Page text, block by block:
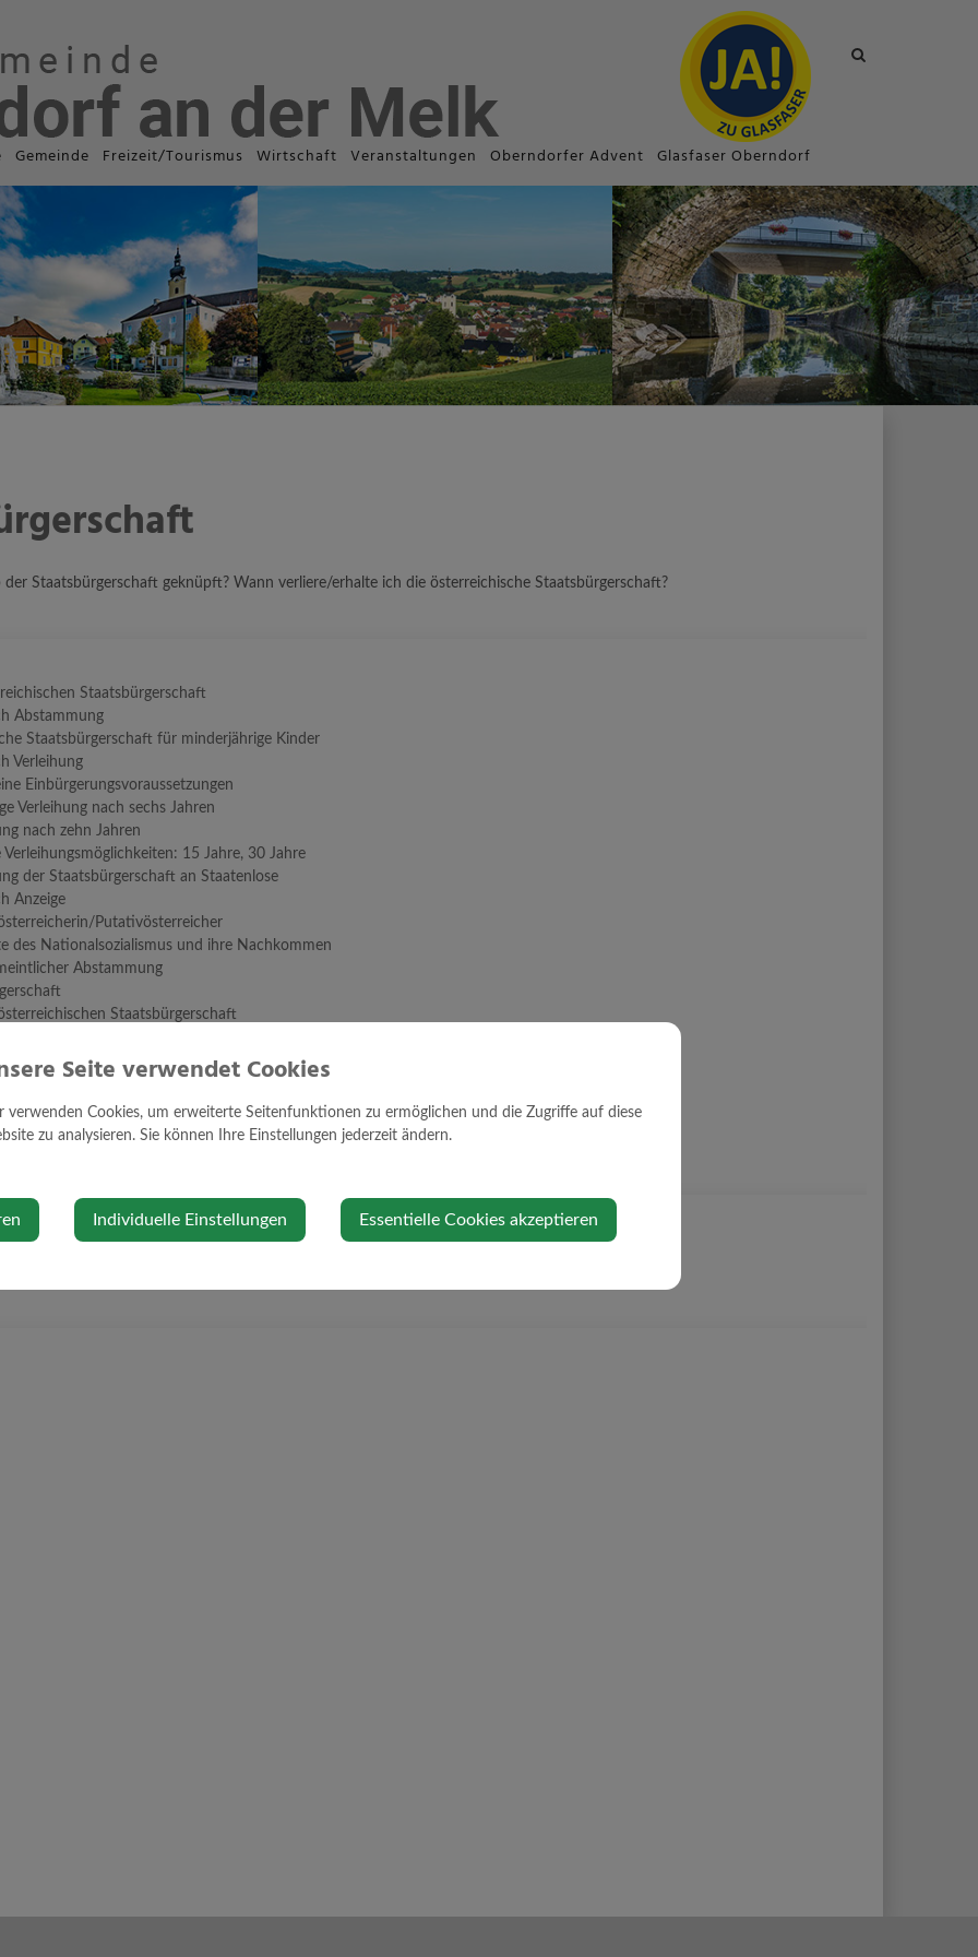
Site
Gemeinde Freizeit/Tourismus Wirtschaft Veranstaltungen Oberndorfer Advent Glasfaser Oberndorf
Staatsbürgerschaft geknüpft? Wann verliere/erhalte ich die österreichische Staatsbürgerschaft?
Staatsbürgerschaft
Abstammung
Staatsbürgerschaft für minderjährige Kinder
Verleihung
Einbürgerungsvoraussetzungen
Verleihung nach sechs Jahren
nach zehn Jahren
Verleihungsmöglichkeiten: 15 Jahre, 30 Jahre
der Staatsbürgerschaft an Staatenlose
Anzeige
Putativösterreicher
des Nationalsozialismus und ihre Nachkommen
Abstammung
Staatsbürgerschaft
für ein Kind
und Verzicht der Staatsbürgerschaft
Seite verwendet Cookies
verwenden Cookies, um erweiterte Seitenfunktionen zu ermöglichen und die Zugriffe auf diese
zu analysieren. Sie können Ihre Einstellungen jederzeit ändern.
Individuelle Einstellungen Essentielle Cookies akzeptieren